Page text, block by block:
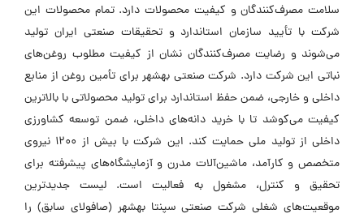
سلامت مصرف‌کنندگان و کیفیت محصولات دارد. تمام محصولات این
شرکت با تأیید سازمان استاندارد و تحقیقات صنعتی ایران تولید
می‌شوند و رضایت مصرف‌کنندگان نشان از کیفیت مطلوب روغن‌های
نباتی این شرکت دارد. شرکت صنعتی بهشهر برای تأمین روغن از منابع
داخلی و خارجی، ضمن حفظ استاندارد برای تولید محصولاتی با بالاترین
کیفیت می‌کوشد تا با خرید دانه‌های داخلی، ضمن توسعه کشاورزی
داخلی از تولید ملی حمایت کند. این شرکت با بیش از 1200 نیروی
متخصص و کارآمد، ماشین‌آلات مدرن و آزمایشگاه‌های پیشرفته برای
تحقیق و کنترل، مشغول به فعالیت است. لیست جدیدترین
موقعیت‌های شغلی شرکت صنعتی سپنتا بهشهر (صافولای سابق) را